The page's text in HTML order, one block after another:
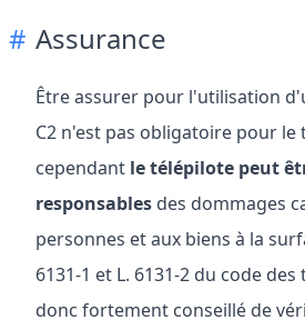
Assurance
Être assurer pour l'utilisation
C2 n'est pas obligatoire pour le
cependant le télépilote peut
responsables des dommages
personnes et aux biens à la
6131-1 et L. 6131-2 du code
donc fortement conseillé de